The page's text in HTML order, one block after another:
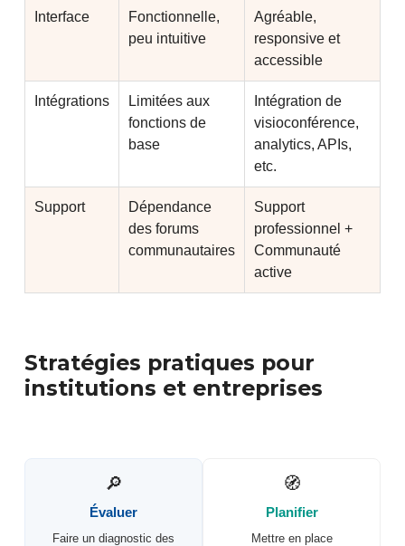
Interface
Fonctionnelle,
peu intuitive
Agréable,
responsive et
accessible
Intégrations
Limitées aux
fonctions de
base
Intégration de
visioconférence,
analytics, APIs,
etc.
Support
Dépendance
des forums
communautaires
Support
professionnel +
Communauté
active
Stratégies pratiques pour
institutions et entreprises
🔎
Évaluer
Faire un diagnostic des
🧭
Planifier
Mettre en place